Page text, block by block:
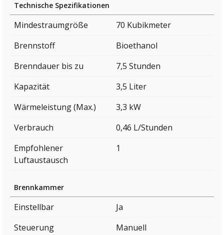
Technische Spezifikationen
Mindestraumgröße
70 Kubikmeter
Brennstoff
Bioethanol
Brenndauer bis zu
7,5 Stunden
Kapazität
3,5 Liter
Wärmeleistung (Max.)
3,3 kW
Verbrauch
0,46 L/Stunden
Empfohlener
Luftaustausch
1
Brennkammer
Einstellbar
Ja
Steuerung
Manuell